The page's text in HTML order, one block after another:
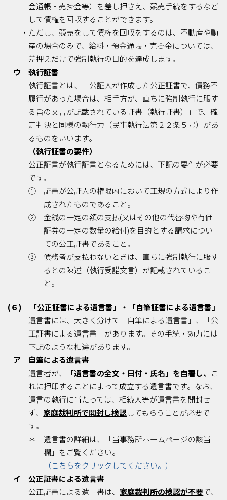
金通帳・売掛金等）を差し押さえ、競売手続をするなど
して債権を回収することができます。
・ただし、競売をして債権を回収をするのは、不動産や動
産の場合のみで、給料・預金通帳・売掛金については、
差押えだけで強制執行の目的を達成します。
ウ 執行証書
執行証書とは、「公証人が作成した公正証書で、債務不
履行があった場合は、相手方が、直ちに強制執行に服す
る旨の文言が記載されている証書（執行証書）」で、確
定判決と同様の執行力（民事執行法第２２条５号）があ
るものをいいます。
（執行証書の要件）
公正証書が執行証書となるためには、下記の要件が必要
です。
① 証書が公証人の権限内において正規の方式により作
成されたものであること。
② 金銭の一定の額の支払(又はその他の代替物や有価
証券の一定の数量の給付)を目的とする請求につい
ての公正証書であること。
③ 債務者が支払わないときは、直ちに強制執行に服す
るとの陳述（執行受諾文言）が記載されているこ
と。
(６) 「公正証書による遺言書」・「自筆証書による遺言書」
遺言書には、大きく分けて「自筆による遺言書」、「公
正証書による遺言書」があります。その手続・効力には
下記のような相違があります。
ア 自筆による遺言書
遺言者が、
「遺言書の全文・日付・氏名」を自署し、
こ
れに押印することによって成立する遺言書です。なお、
遺言の執行に当たっては、相続人等が遺言書を開封せ
ず、 家庭裁判所で開封し検認してもらうことが必要で
す。
＊ 遺言書の詳細は、「当事務所ホームページの該当
欄」をご覧ください。
（こちらをクリックしてください。）
イ 公正証書による遺言書
公正証書による遺言書は、 家庭裁判所の検認が不要で、